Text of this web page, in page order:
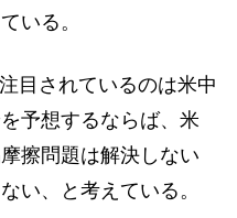
いる。
目されているのは米中
予想するならば、米
擦問題は解決しない
い、と考えている。